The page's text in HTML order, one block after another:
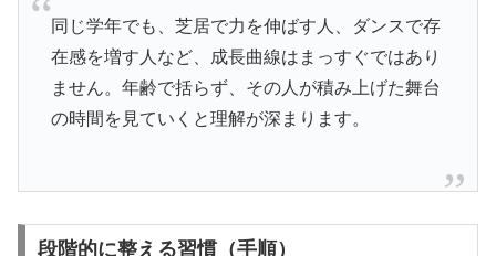
同じ学年でも、芝居で力を伸ばす人、ダンスで存
在感を増す人など、成長曲線はまっすぐではあり
ません。年齢で括らず、その人が積み上げた舞台
の時間を見ていくと理解が深まります。
段階的に整える習慣（手順）